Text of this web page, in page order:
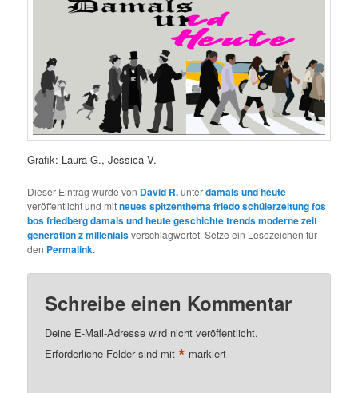
Grafik: Laura G., Jessica V.
Dieser Eintrag wurde von David R.unterdamals und heute
veröffentlicht und mitneues spitzenthema friedo schülerzeitung fos
bos friedberg damals und heute geschichte trends moderne zeit
generation z millenialsverschlagwortet. Setze ein Lesezeichen für
den Permalink.
Schreibe einen Kommentar
Deine E-Mail-Adresse wird nicht veröffentlicht.
Erforderliche Felder sind mit* markiert